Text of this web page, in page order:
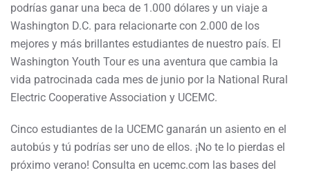
podrías ganar una beca de 1.000 dólares y un viaje a
Washington D.C. para relacionarte con 2.000 de los
mejores y más brillantes estudiantes de nuestro país. El
Washington Youth Tour es una aventura que cambia la
vida patrocinada cada mes de junio por la National Rural
Electric Cooperative Association y UCEMC.
Cinco estudiantes de la UCEMC ganarán un asiento en el
autobús y tú podrías ser uno de ellos. ¡No te lo pierdas el
próximo verano! Consulta en ucemc.com las bases del